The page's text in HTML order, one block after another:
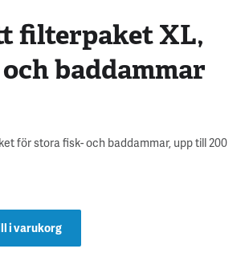
filterpaket XL,
baddammar
för stora fisk- och baddammar, upp till 200
i varukorg